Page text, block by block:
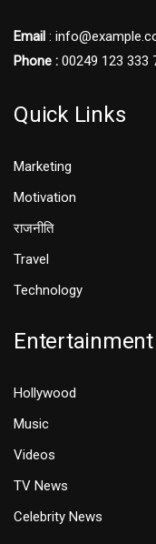
Email :
Phone : 00249 123 333
Quick Links
Marketing
Motivation
राजनीति
Travel
Technology
Entertainment
Hollywood
Music
Videos
TV News
Celebrity News